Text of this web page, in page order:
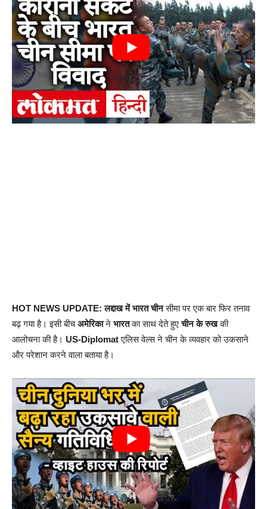
HOT NEWS UPDATE: लद्दाख में भारत चीनसीमा पर एक बार फिर तनाव
बढ़ गया है। इसी बीचअमेरिकाने भारतका साथ देते हुएचीन के रुखकी
आलोचना की है। US-Diplomatएलिस वेल्स ने चीन के व्यवहार को उकसाने
और परेशान करने वाला बताया है।